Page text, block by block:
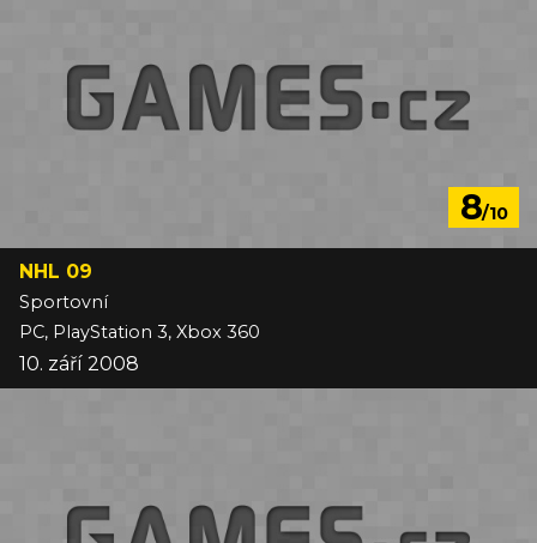
8/10
NHL 09
Sportovní
PC, PlayStation 3, Xbox 360
10. září 2008